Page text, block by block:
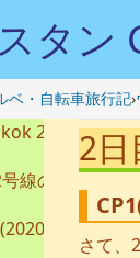
タン
ベ・自転車旅行記›
2016
線の旅
2
さて、